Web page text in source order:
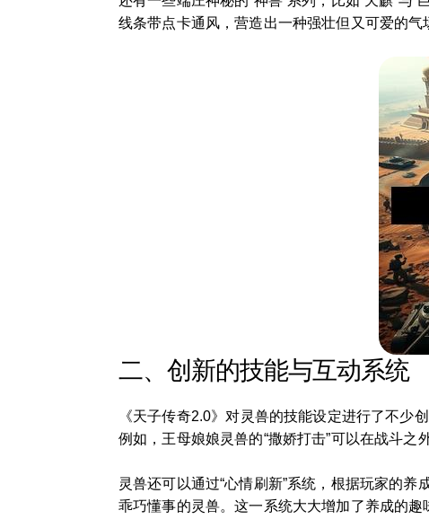
线条带点卡通风，营造出一种强壮但又可爱的气
二、创新的技能与互动系统
《天子传奇2.0》对灵兽的技能设定进行了不少
例如，王母娘娘灵兽的“撒娇打击”可以在战斗之
灵兽还可以通过“心情刷新”系统，根据玩家的
乖巧懂事的灵兽。这一系统大大增加了养成的